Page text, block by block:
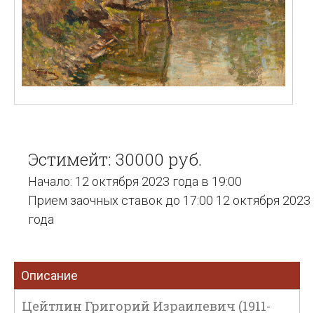
Эстимейт: 30000 руб.
Начало: 12 октября 2023 года в 19:00
Прием заочных ставок до 17:00 12 октября 2023
года
Описание
Цейтлин Григорий Израилевич (1911-